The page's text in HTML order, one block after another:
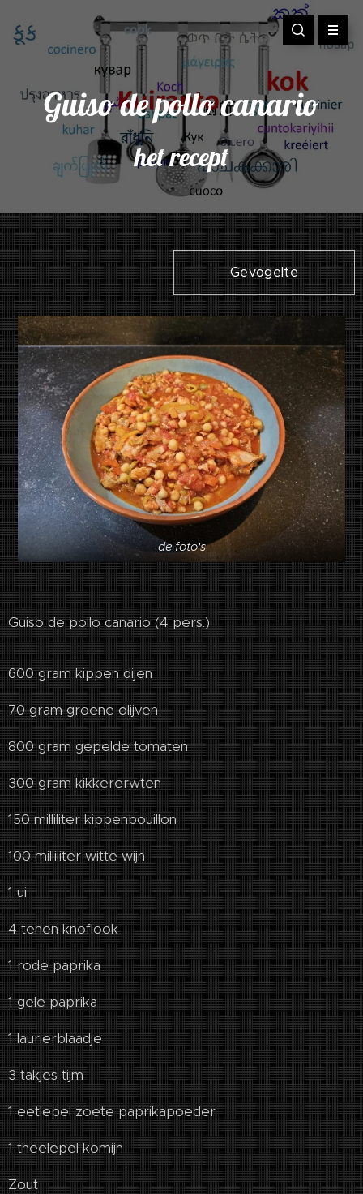
Guiso de pollo canario
het recept
Gevogelte
de foto's
Guiso de pollo canario (4 pers.)
600 gram kippen dijen
70 gram groene olijven
800 gram gepelde tomaten
300 gram kikkererwten
150 milliliter kippenbouillon
100 milliliter witte wijn
1 ui
4 tenen knoflook
1 rode paprika
1 gele paprika
1 laurierblaadje
3 takjes tijm
1 eetlepel zoete paprikapoeder
1 theelepel komijn
Zout